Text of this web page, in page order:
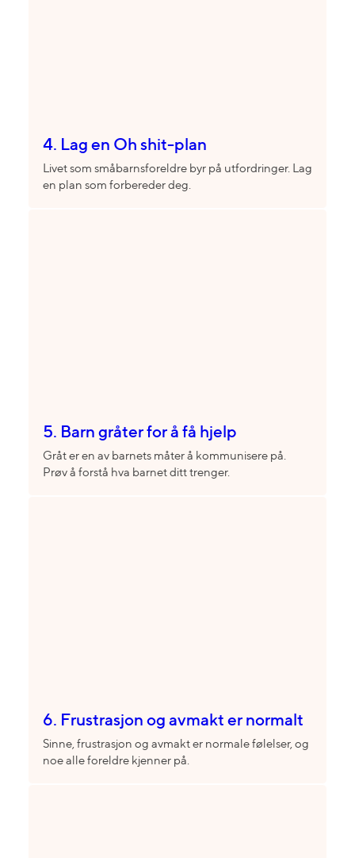
4. Lag en Oh shit-plan
Livet som småbarnsforeldre byr på utfordringer. Lag
en plan som forbereder deg.
5. Barn gråter for å få hjelp
Gråt er en av barnets måter å kommunisere på.
Prøv å forstå hva barnet ditt trenger.
6. Frustrasjon og avmakt er normalt
Sinne, frustrasjon og avmakt er normale følelser, og
noe alle foreldre kjenner på.